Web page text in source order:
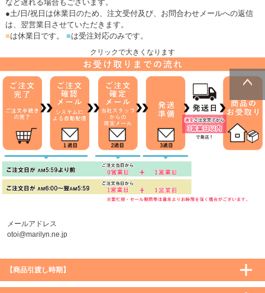
ページトッ
プへ
など遅れる場合もございます。
●土/日/祝日は休業日のため、注文受付及び、お問合わせメールへの返信
は、翌営業日させていただきます。
■は休業日です。 ■は受注対応のみです。
クリックで大きくなります
メールアドレス
otoi@marilyn.ne.jp
【商品引渡し時期】